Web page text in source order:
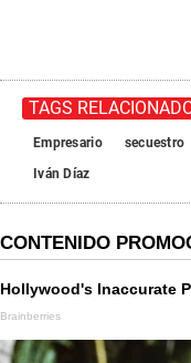
TAGS
Empresario secuestro
Iván Díaz